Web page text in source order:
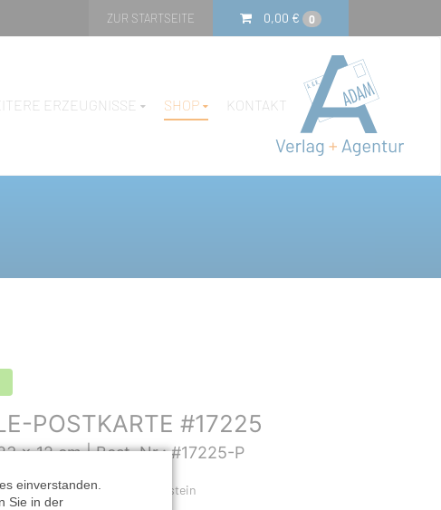
0,00 € 0
ZUR STARTSEITE
ERZEUGNISSE SHOP KONTAKT
POSTKARTE #17225
x 12 cm |Best. Nr.: #17225-P
· Barbarine am Pfaffenstein
einverstanden.
Sie in der